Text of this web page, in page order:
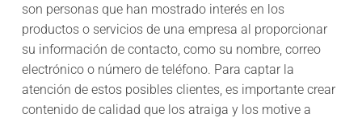
son personas que han mostrado interés en los
productos o servicios de una empresa al proporcionar
su información de contacto, como su nombre, correo
electrónico o número de teléfono. Para captar la
atención de estos posibles clientes, es importante crear
contenido de calidad que los atraiga y los motive a